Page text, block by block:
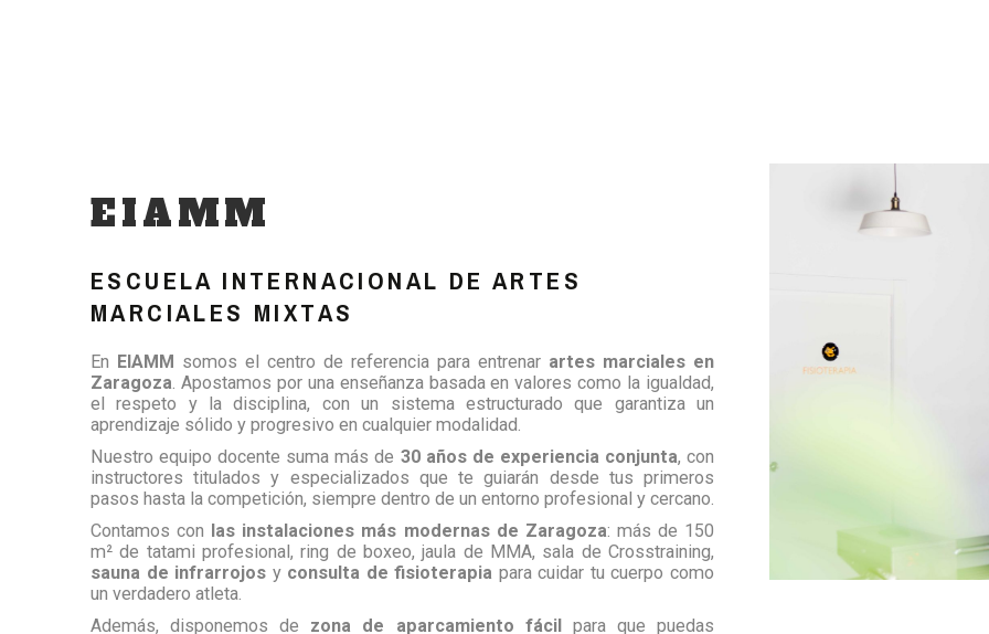
EIAMM
ESCUELA INTERNACIONAL DE ARTES
MARCIALES MIXTAS
En EIAMM somos el centro de referencia para entrenar artes marciales en
Zaragoza . Apostamos por una enseñanza basada en valores como la igualdad,
el respeto y la disciplina, con un sistema estructurado que garantiza un
aprendizaje sólido y progresivo en cualquier modalidad.
Nuestro equipo docente suma más de 30 años de experiencia conjunta, con
instructores titulados y especializados que te guiarán desde tus primeros
pasos hasta la competición, siempre dentro de un entorno profesional y cercano.
Contamos con las instalaciones más modernas de Zaragoza: más de 150
m² de tatami profesional, ring de boxeo, jaula de MMA, sala de Crosstraining,
sauna de infrarrojos y consulta de fisioterapia para cuidar tu cuerpo como
un verdadero atleta.
Además, disponemos de zona de aparcamiento fácilpara que puedas